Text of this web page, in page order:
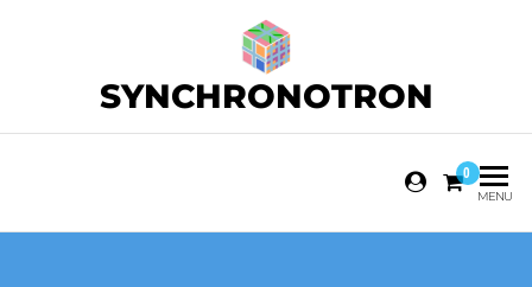
SYNCHRONOTRON
0
MENU